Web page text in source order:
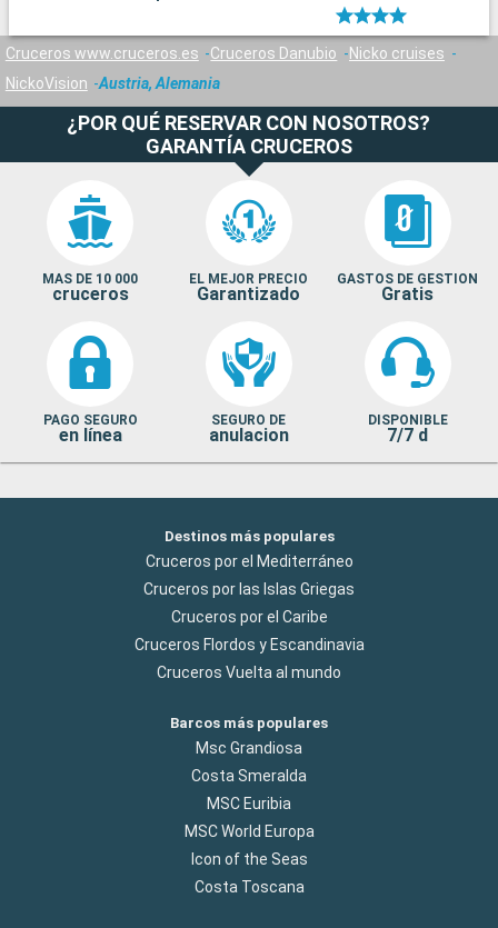
Cruceros www.cruceros.es Cruceros Danubio
Nicko cruises
NickoVision
Austria, Alemania
¿POR QUÉ RESERVAR CON NOSOTROS?
GARANTÍA CRUCEROS
MAS DE 10 000
cruceros
EL MEJOR PRECIO
Garantizado
GASTOS DE GESTION
Gratis
PAGO SEGURO
en línea
SEGURO DE
anulacion
DISPONIBLE
7/7 d
Destinos más populares
Cruceros por el Mediterráneo
Cruceros por las Islas Griegas
Cruceros por el Caribe
Cruceros Flordos y Escandinavia
Cruceros Vuelta al mundo
Barcos más populares
Msc Grandiosa
Costa Smeralda
MSC Euribia
MSC World Europa
Icon of the Seas
Costa Toscana